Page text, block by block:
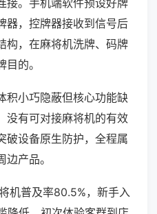
器，控牌器接收到信号后
构，在麻将机洗牌、码牌
的。
积小巧隐蔽但核心功能缺
没有可对接麻将机的有效
破设备原生防护，全程属
产品。
机普及率80.5%，新手入